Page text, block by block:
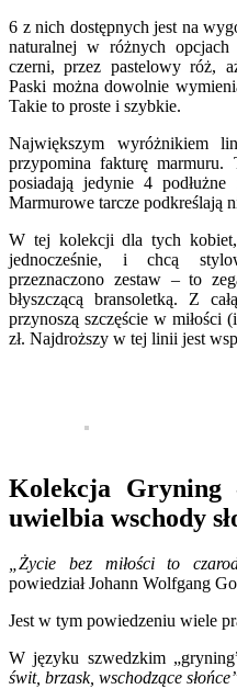
6 z nich dostępnych jest na
naturalnej w różnych
czerni, przez pastelowy róż,
Paski można dowolnie
Takie to proste i szybkie.
Największym wyróżnikiem
przypomina fakturę marmuru.
posiadają jedynie 4
Marmurowe tarcze podkreślają
W tej kolekcji dla tych
jednocześnie, i chcą
przeznaczono zestaw – to
błyszczącą bransoletką. Z
przynoszą szczęście w miłości
zł. Najdroższy w tej linii jest
Kolekcja
uwielbia wschody
„Życie bez miłości to
powiedział Johann Wolfgang
Jest w tym powiedzeniu wiele
W języku szwedzkim
świt, brzask, wschodzące